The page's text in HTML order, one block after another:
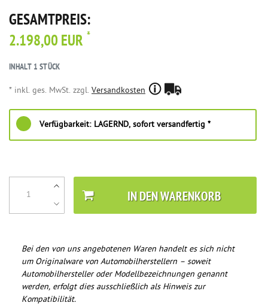
GESAMTPREIS:
2.198,00 EUR *
INHALT 1STÜCK
* inkl. ges. MwSt. zzgl. Versandkosten
Verfügbarkeit: LAGERND, sofort versandfertig *
IN DEN WARENKORB
Bei den von uns angebotenen Waren handelt es sich nicht
um Originalware von Automobilherstellern – soweit
Automobilhersteller oder Modellbezeichnungen genannt
werden, erfolgt dies ausschließlich als Hinweis zur
Kompatibilität.